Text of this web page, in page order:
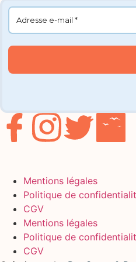
Mentions légales
Politique de
CGV
Mentions légales
Politique de
CGV